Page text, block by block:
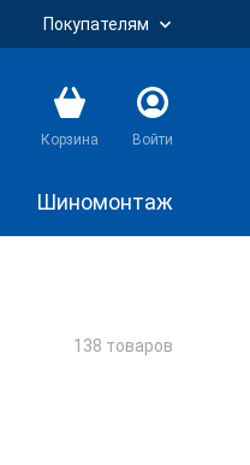
Покупателям
Корзина Войти
Шиномонтаж
138 товаров